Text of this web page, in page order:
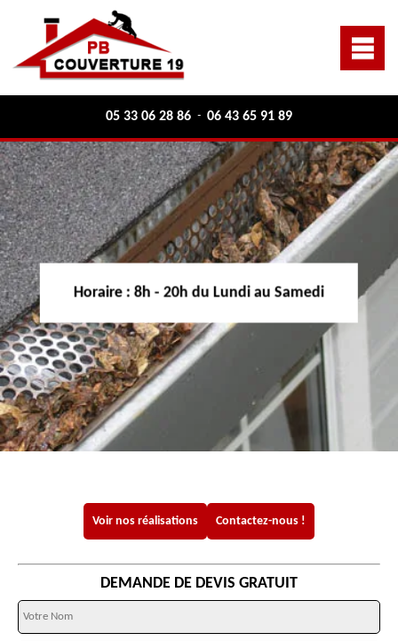
05 33 06 28 86 - 06 43 65 91 89
Horaire : 8h - 20h du Lundi au Samedi
Voir nos réalisations Contactez-nous !
DEMANDE DE DEVIS GRATUIT